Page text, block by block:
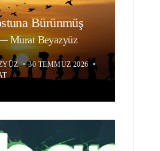
Bürünmüş
Murat Beyazyüz
• 30 TEMMUZ 2026 •